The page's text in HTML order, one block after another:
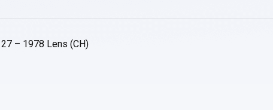
– 1978 Lens (CH)